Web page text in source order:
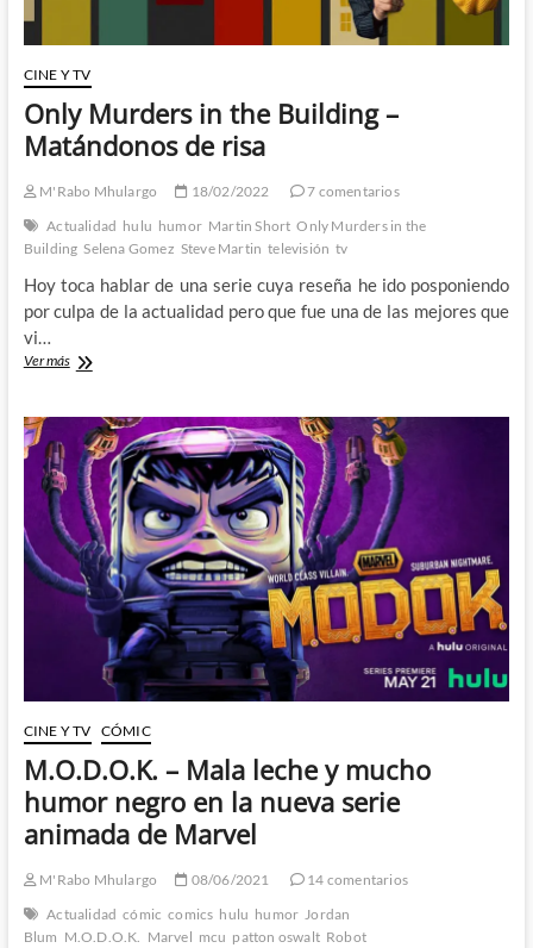
CINE Y TV
Only Murders in the Building –
Matándonos de risa
M'Rabo Mhulargo 18/02/2022
7 comentarios
Actualidad hulu humor Martin Short Only Murders in the
Building Selena Gomez Steve Martin televisión tv
Hoy toca hablar de una serie cuya reseña he ido posponiendo
por culpa de la actualidad pero que fue una de las mejores que
vi…
Ver másOnly
the
Building
Matándonos
de
risa
CINE Y TV CÓMIC
M.O.D.O.K. – Mala leche y mucho
humor negro en la nueva serie
animada de Marvel
M'Rabo Mhulargo 08/06/2021
14 comentarios
Actualidad cómic comics hulu humor Jordan
Blum M.O.D.O.K. Marvel mcu patton oswalt Robot